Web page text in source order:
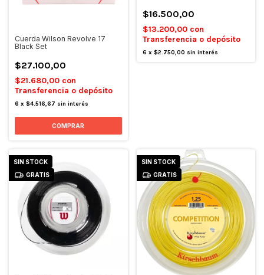
Cuerda Wilson Revolve 17
Black Set
$27.100,00
$21.680,00 con
Transferencia o depósito
6 x $4.516,67 sin interés
$16.500,00
$13.200,00 con
Transferencia o depósito
6 x $2.750,00 sin interés
SIN STOCK
GRATIS
SIN STOCK
GRATIS